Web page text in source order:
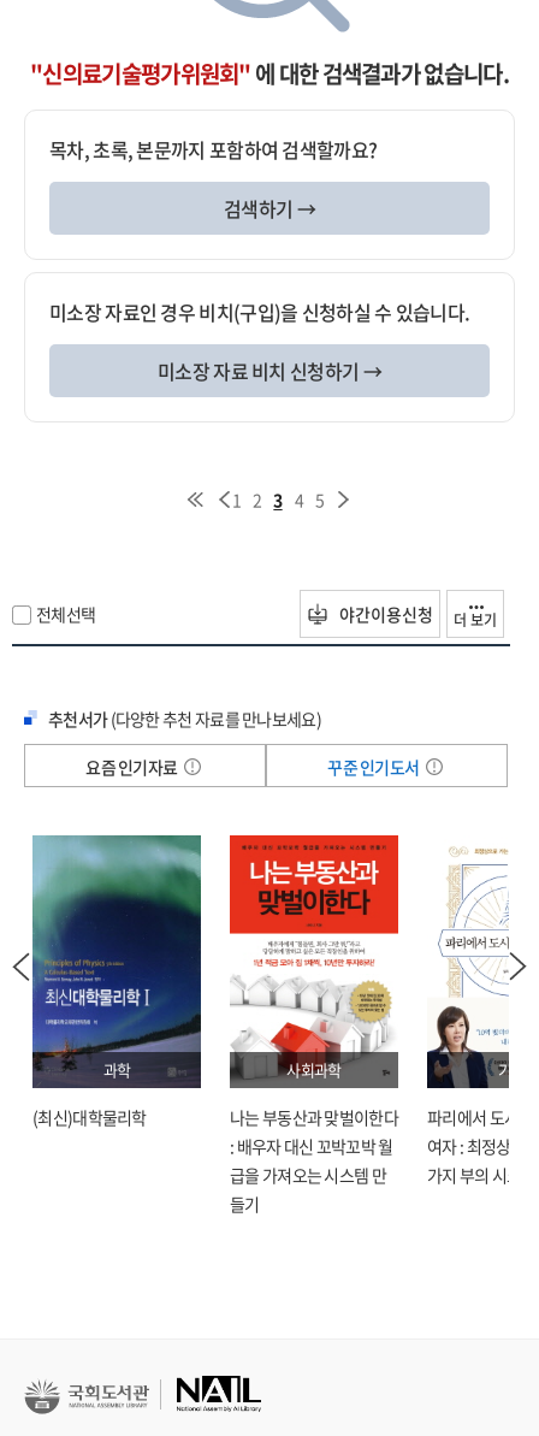
"신의료기술평가위원회"에 대한 검색결과가 없습니다.
목차, 초록, 본문까지 포함하여 검색할까요?
검색하기 →
미소장 자료인 경우 비치(구입)을 신청하실 수 있습니다.
미소장 자료 비치 신청하기 →
1 2 3 4 5
전체선택 야간이용신청 더 보기
추천서가(다양한 추천 자료를 만나보세요)
요즘 인기자료
꾸준 인기도서
과학
(최신)대학물리학
사회과학
나는 부동산과 맞벌이한다
: 배우자 대신 꼬박꼬박 월
급을 가져오는 시스템 만
들기
기술
파리에서 도시락
여자 : 최정상으
가지 부의 시크릿